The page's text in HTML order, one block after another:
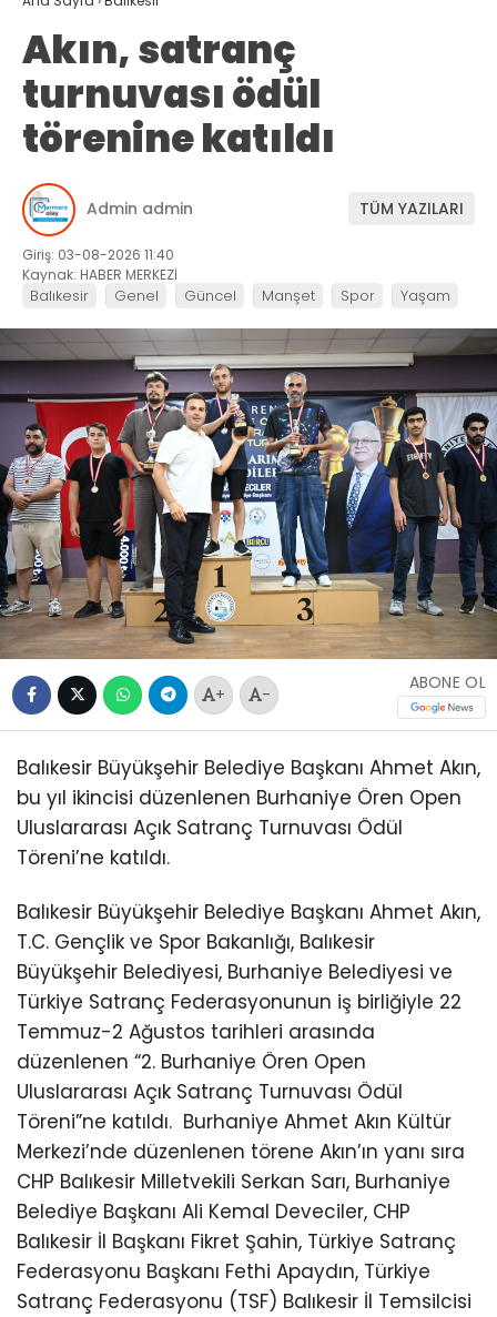
Akın, satranç
turnuvası ödül
törenine katıldı
Admin admin TÜM YAZILARI
Giriş: 03-08-2026 11:40
Kaynak: HABER MERKEZİ
Balıkesir Genel Güncel Manşet Spor Yaşam
+ -
ABONE OL
Balıkesir Büyükşehir Belediye Başkanı Ahmet Akın,
bu yıl ikincisi düzenlenen Burhaniye Ören Open
Uluslararası Açık Satranç Turnuvası Ödül
Töreni’ne katıldı.
Balıkesir Büyükşehir Belediye Başkanı Ahmet Akın,
T.C. Gençlik ve Spor Bakanlığı, Balıkesir
Büyükşehir Belediyesi, Burhaniye Belediyesi ve
Türkiye Satranç Federasyonunun iş birliğiyle 22
Temmuz-2 Ağustos tarihleri arasında
düzenlenen “2. Burhaniye Ören Open
Uluslararası Açık Satranç Turnuvası Ödül
Töreni”ne katıldı. Burhaniye Ahmet Akın Kültür
Merkezi’nde düzenlenen törene Akın’ın yanı sıra
CHP Balıkesir Milletvekili Serkan Sarı, Burhaniye
Belediye Başkanı Ali Kemal Deveciler, CHP
Balıkesir İl Başkanı Fikret Şahin, Türkiye Satranç
Federasyonu Başkanı Fethi Apaydın, Türkiye
Satranç Federasyonu (TSF) Balıkesir İl Temsilcisi